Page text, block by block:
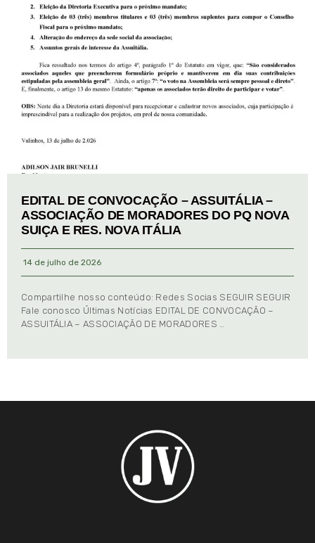
EDITAL DE CONVOCAÇÃO – ASSUITÁLIA –
ASSOCIAÇÃO DE MORADORES DO PQ NOVA
SUIÇA E RES. NOVA ITÁLIA
14 de julho de 2026
Compartilhe nosso conteúdo: Redes Socias SEGUIR SEGUIR
Fale conosco Últimas Notícias EDITAL DE CONVOCAÇÃO –
ASSUITÁLIA – ASSOCIAÇÃO DE MORADORES …